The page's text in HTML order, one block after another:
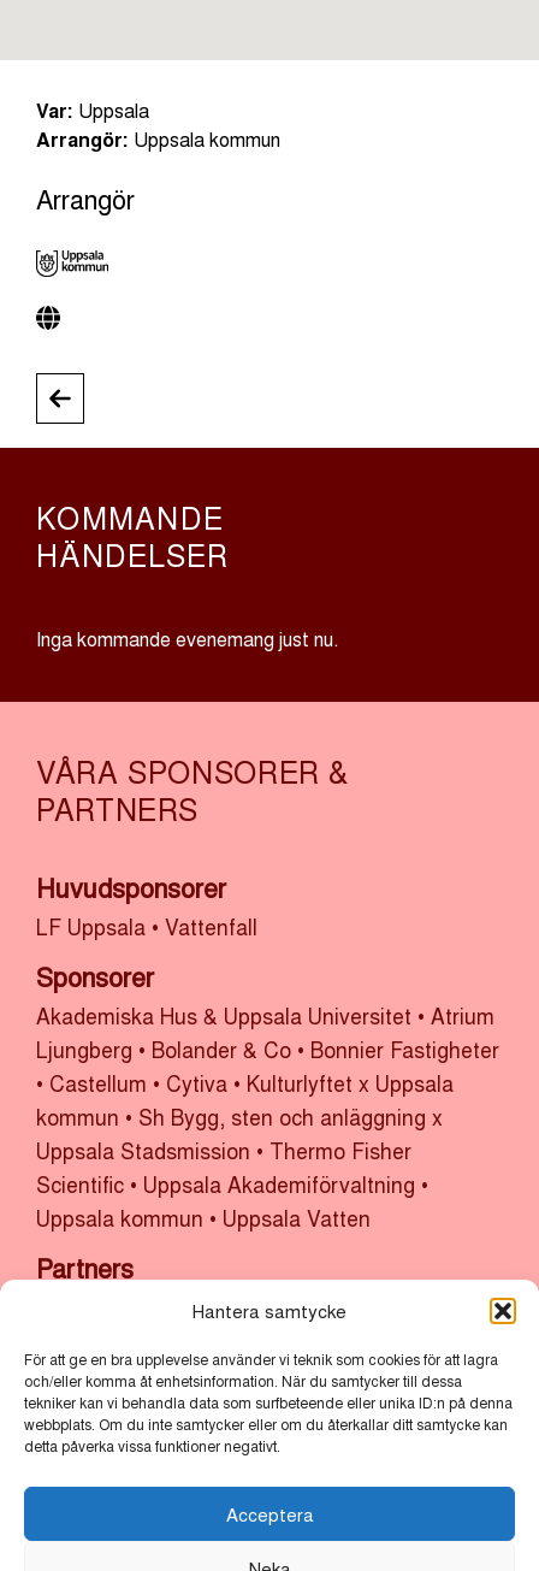
Hantera samtycke
För att ge en bra upplevelse använder vi teknik som cookies för att lagra
och/eller komma åt enhetsinformation. När du samtycker till dessa
tekniker kan vi behandla data som surfbeteende eller unika ID:n på denna
webbplats. Om du inte samtycker eller om du återkallar ditt samtycke kan
detta påverka vissa funktioner negativt.
Acceptera
Var: Uppsala
Arrangör: Uppsala kommun
Arrangör
KOMMANDE
HÄNDELSER
Inga kommande evenemang just nu.
VÅRA SPONSORER &
PARTNERS
Huvudsponsorer
LF Uppsala • Vattenfall
Sponsorer
Akademiska Hus & Uppsala Universitet • Atrium
Ljungberg • Bolander & Co • Bonnier Fastigheter
• Castellum • Cytiva • Kulturlyftet x Uppsala
kommun • Sh Bygg, sten och anläggning x
Uppsala Stadsmission • Thermo Fisher
Scientific • Uppsala Akademiförvaltning •
Uppsala kommun • Uppsala Vatten
Partners
Bertil & Britt Svenssons Stiftelse för
MLT•Scandic•Vasakronan
Huvudarrangör
Uppsala Citysamverkan